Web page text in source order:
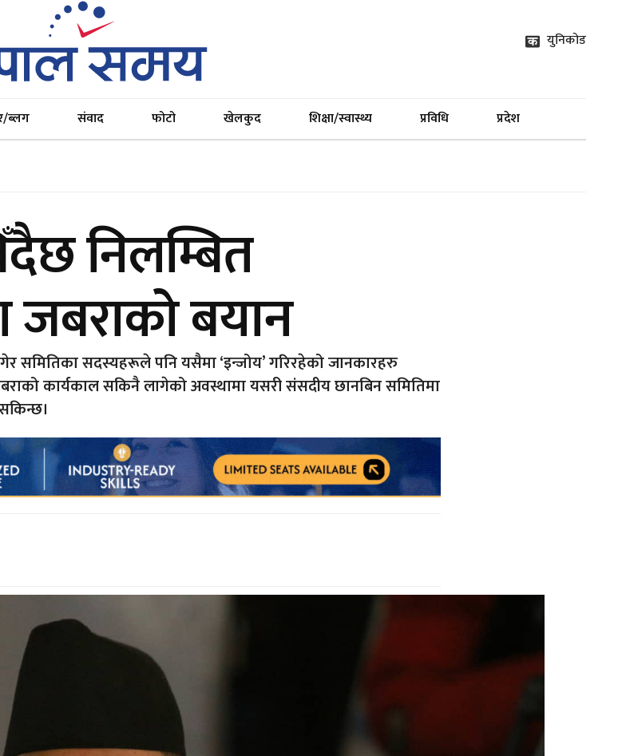
युनिकोड
ब्लग संवाद फोटो खेलकुद शिक्षा/स्वास्थ्य प्रविधि प्रदेश
निलम्बित
जबराको बयान
समितिका सदस्यहरूले पनि यसैमा ‘इन्जोय’ गरिरहेको जानकारहरु
कार्यकाल सकिनै लागेको अवस्थामा यसरी संसदीय छानबिन समितिमा